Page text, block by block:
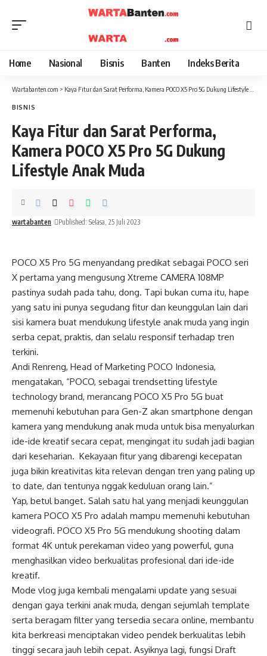
Home Nasional Bisnis Banten Indeks Berita
Wartabanten.com > Kaya Fitur dan Sarat Performa, Kamera POCO X5 Pro 5G Dukung Lifestyle Anak Muda
BISNIS
Kaya Fitur dan Sarat Performa,
Kamera POCO X5 Pro 5G Dukung
Lifestyle Anak Muda
wartabanten Published: Selasa, 25 Juli 2023
POCO X5 Pro 5G menyandang predikat sebagai POCO seri
X pertama yang mengusung Xtreme CAMERA 108MP
pastinya sudah pada tahu, dong. Tapi bukan cuma itu, hape
yang satu ini punya segudang fitur dan keunggulan lain dari
sisi kamera buat mendukung lifestyle anak muda yang ingin
serba cepat, praktis, dan selalu responsif terhadap tren
terkini.
Andi Renreng, Head of Marketing POCO Indonesia,
mengatakan, “POCO, sebagai trendsetting lifestyle
technology brand, merancang POCO X5 Pro 5G buat
memenuhi kebutuhan para Gen-Z akan smartphone dengan
kamera yang mendukung anak muda untuk bisa menyalurkan
ide-ide kreatif secara cepat, mengingat itu sudah jadi bagian
dari keseharian. Kekayaan fitur yang dibarengi kecepatan
juga bikin kreativitas kita relevan dengan tren yang paling up
to date, dan tentunya nggak keduluan orang lain.”
Yap, betul banget. Salah satu hal yang menjadi keunggulan
kamera POCO X5 Pro adalah mampu memenuhi kebutuhan
videografi. POCO X5 Pro 5G mendukung shooting dalam
format 4K untuk perekaman video yang powerful, guna
menghasilkan video berkualitas profesional dari ide-ide
kreatif.
Mode vlog juga kembali mengalami update yang sesuai
dengan gaya terkini anak muda, dengan sejumlah template
serta beragam filter yang tersedia secara online, membantu
kita berkreasi menciptakan video pendek berkualitas lebih
tinggi secara jauh lebih cepat. Asyiknya lagi, fungsi Draft